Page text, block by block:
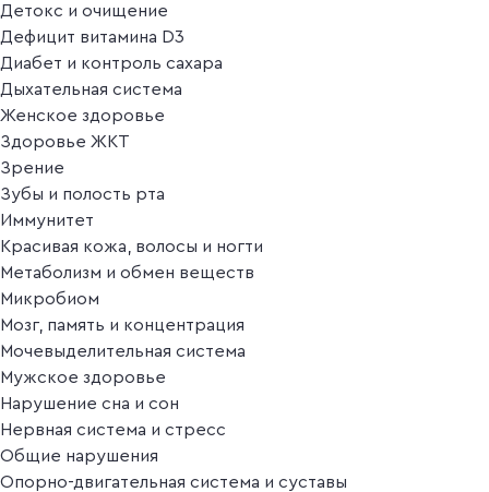
Детокс и очищение
Дефицит витамина D3
Диабет и контроль сахара
Дыхательная система
Женское здоровье
Здоровье ЖКТ
Зрение
Зубы и полость рта
Иммунитет
Красивая кожа, волосы и ногти
Метаболизм и обмен веществ
Микробиом
Мозг, память и концентрация
Мочевыделительная система
Мужское здоровье
Нарушение сна и сон
Нервная система и стресс
Общие нарушения
Опорно-двигательная система и суставы